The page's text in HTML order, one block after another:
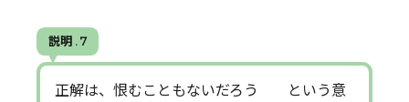
説明 . 7
正解は、恨むこともないだろう という意